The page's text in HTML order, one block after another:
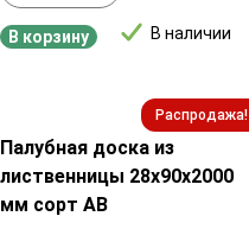
В наличии
В корзину
Распродажа!
Палубная доска из
лиственницы 28х90х2000
мм сорт АВ